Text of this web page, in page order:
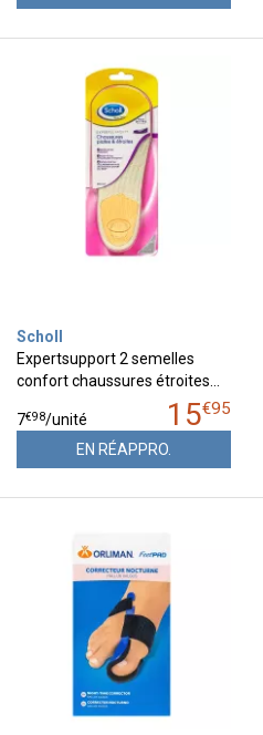
Scholl
Expertsupport 2 semelles
confort chaussures étroites…
15€95
7€98/unité
EN RÉAPPRO.